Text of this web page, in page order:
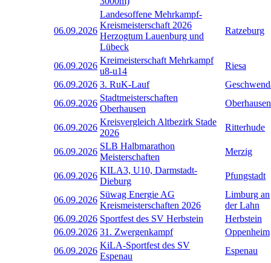
06.09.2026
Landesoffene Mehrkampf-
Kreismeisterschaft 2026
Herzogtum Lauenburg und
Lübeck
Ratzeburg
06.09.2026
Kreimeisterschaft Mehrkampf
u8-u14
Riesa
06.09.2026 3. RuK-Lauf
06.09.2026
Stadtmeisterschaften
Oberhausen
Oberhausen
06.09.2026
Kreisvergleich Altbezirk Stade
2026
Ritterhude
06.09.2026
SLB Halbmarathon
Meisterschaften
Merzig
06.09.2026
KILA3, U10, Darmstadt-
Dieburg
Pfungstadt
06.09.2026
Süwag Energie AG
Kreismeisterschaften 2026
Limburg an
der Lahn
06.09.2026 Sportfest des SV Herbstein
Herbstein
06.09.2026 31. Zwergenkampf
Oppenheim
06.09.2026
KiLA-Sportfest des SV
Espenau
Espenau